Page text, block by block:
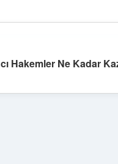
Hakemler Ne Kadar